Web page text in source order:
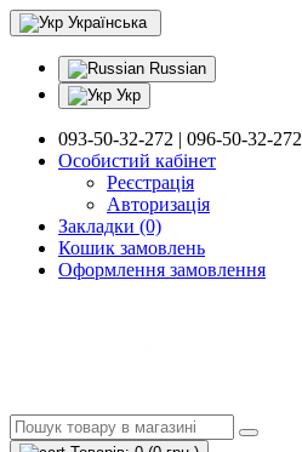
Українська
Russian
Укр
093-50-32-272 | 096-50-32-272
Особистий кабінет
Реєстрація
Авторизація
Закладки (0)
Кошик замовлень
Оформлення замовлення